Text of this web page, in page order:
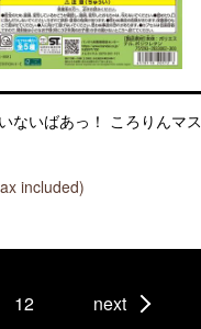
ないばあっ！ ころりんマス
included)
12 next